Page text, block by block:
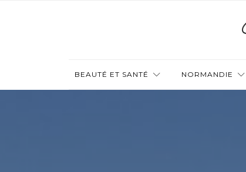
BEAUTÉ ET SANTÉ NORMANDIE